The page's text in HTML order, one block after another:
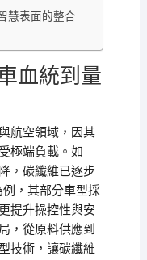
慧表面的整合
血統到量
航空領域，因其
極端負載。如
，碳纖維已逐步
，其部分車型採
提升操控性與安
，從原料供應到
技術，讓碳纖維